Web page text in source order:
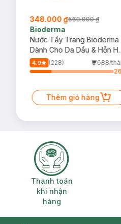
348.000 ₫560.000 ₫
Bioderma
Nước Tẩy Trang Bioderma
Dành Cho Da Dầu & Hỗn
500ml
4.9 (228)
688/
26
Thêm giỏ hàng
Thanh toán khi
Thanh toán
khi nhận
hàng